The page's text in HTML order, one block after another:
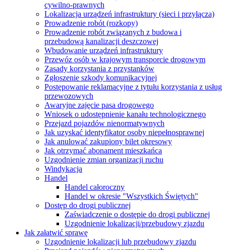
cywilno-prawnych
Lokalizacja urządzeń infrastruktury (sieci i przyłącza)
Prowadzenie robót (rozkopy)
Prowadzenie robót związanych z budowa i
przebudową kanalizacji deszczowej
Wbudowanie urządzeń infrastruktury
Przewóz osób w krajowym transporcie drogowym
Zasady korzystania z przystanków
Zgłoszenie szkody komunikacyjnej
Postępowanie reklamacyjne z tytułu korzystania z usług
przewozowych
Awaryjne zajęcie pasa drogowego
Wniosek o udostępnienie kanału technologicznego
Przejazd pojazdów nienormatywnych
Jak uzyskać identyfikator osoby niepełnosprawnej
Jak anulować zakupiony bilet okresowy
Jak otrzymać abonament mieszkańca
Uzgodnienie zmian organizacji ruchu
Windykacja
Handel
Handel całoroczny
Handel w okresie "Wszystkich Świętych"
Dostęp do drogi publicznej
Zaświadczenie o dostępie do drogi publicznej
Uzgodnienie lokalizacji/przebudowy zjazdu
Jak załatwić sprawę
Uzgodnienie lokalizacji lub przebudowy zjazdu